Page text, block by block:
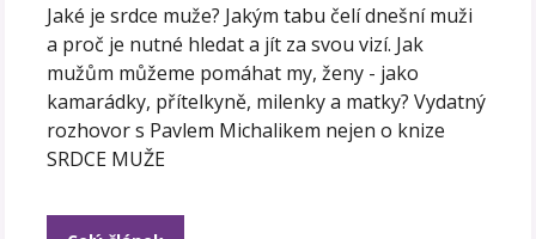
Jaké je srdce muže? Jakým tabu čelí dnešní muži
a proč je nutné hledat a jít za svou vizí. Jak
mužům můžeme pomáhat my, ženy - jako
kamarádky, přítelkyně, milenky a matky? Vydatný
rozhovor s Pavlem Michalikem nejen o knize
SRDCE MUŽE